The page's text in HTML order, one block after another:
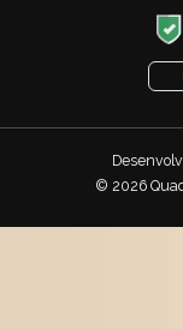
© 2026